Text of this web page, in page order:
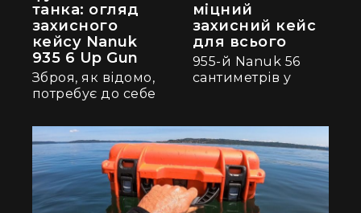
танка: огляд
захисного
кейсу Nanuk
935 6 Up Gun
Зброя, як відомо,
потребує до себе
максимально
уважного
ставлення.
Панькатися з...
міцний
захисний кейс
для всього
955-й Nanuk 56
сантиметрів у
глибиною майже
26. А це близько
63 літрів...